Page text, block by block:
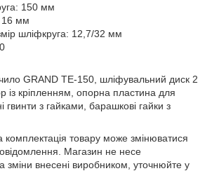
150 мм
16 мм
шліфкруга: 12,7/32 мм
GRAND ТЕ-150, шліфувальний диск 2
із кріпленням, опорна пластина для
гвинти з гайками, барашкові гайки з
комплектація товару може змінюватися
Магазин не несе
зміни внесені виробником, уточнюйте у